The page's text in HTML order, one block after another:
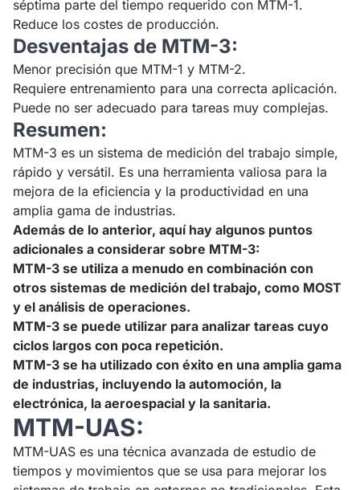
séptima parte del tiempo requerido con MTM-1.
Reduce los costes de producción.
Desventajas de MTM-3:
Menor precisión que MTM-1 y MTM-2.
Requiere entrenamiento para una correcta aplicación.
Puede no ser adecuado para tareas muy complejas.
Resumen:
MTM-3 es un sistema de medición del trabajo simple,
rápido y versátil. Es una herramienta valiosa para la
mejora de la eficiencia y la productividad en una
amplia gama de industrias.
Además de lo anterior, aquí hay algunos puntos
adicionales a considerar sobre MTM-3:
MTM-3 se utiliza a menudo en combinación con
otros sistemas de medición del trabajo, como MOST
y el análisis de operaciones.
MTM-3 se puede utilizar para analizar tareas cuyo
ciclos largos con poca repetición.
MTM-3 se ha utilizado con éxito en una amplia gama
de industrias, incluyendo la automoción, la
electrónica, la aeroespacial y la sanitaria.
MTM-UAS:
MTM-UAS es una técnica avanzada de estudio de
tiempos y movimientos que se usa para mejorar los